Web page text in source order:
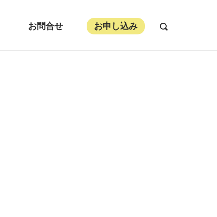
お問合せ お申し込み
OPEN